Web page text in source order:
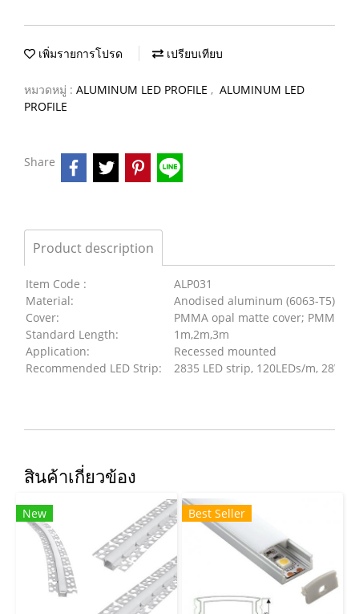
เพิ่มรายการโปรด เปรียบเทียบ
หมวดหมู่ : ALUMINUM LED PROFILE , ALUMINUM LED
PROFILE
Share
Product description
Item Code :
Material:
Cover:
Standard Length:
Application:
Recommended LED Strip:
ALP031
Anodised aluminum (6063-T5)
PMMA opal matte cover; PMMA
1m,2m,3m
Recessed mounted
2835 LED strip, 120LEDs/m, 28W/m
สินค้าเกี่ยวข้อง
New Best Seller